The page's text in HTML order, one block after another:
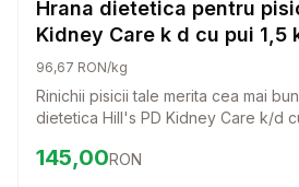
Hrana dietetica pentru
Kidney Care k d cu pui 1,5
96,67 RON/kg
Rinichii pisicii tale merita cea mai
dietetica Hill's PD Kidney Care k/d
progresia afectiunilor renale. O
Preț: 145.00
145,00RON